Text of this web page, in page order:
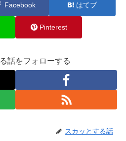
Facebook はてブ
Pinterest
話をフォローする
スカッとする話